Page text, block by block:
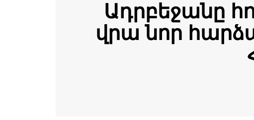
Ադրբեջանը
վրա նոր